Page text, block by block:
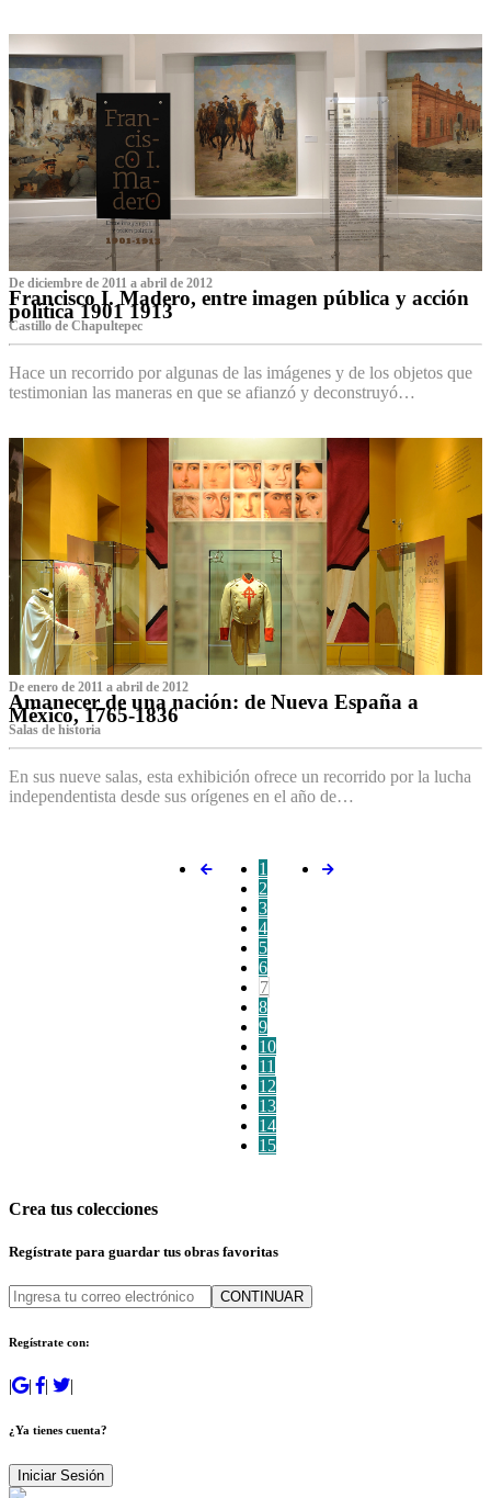
De diciembre de 2011 a abril de 2012
Francisco I. Madero, entre imagen pública y acción
política 1901 1913
Castillo de Chapultepec
Hace un recorrido por algunas de las imágenes y de los objetos que
testimonian las maneras en que se afianzó y deconstruyó…
De enero de 2011 a abril de 2012
Amanecer de una nación: de Nueva España a
México, 1765-1836
Salas de historia
En sus nueve salas, esta exhibición ofrece un recorrido por la lucha
independentista desde sus orígenes en el año de…
1
2
3
4
5
6
7
8
9
10
11
12
13
14
15
Crea tus colecciones
Regístrate para guardar tus obras favoritas
CONTINUAR
Regístrate con:
| | | |
¿Ya tienes cuenta?
Iniciar Sesión